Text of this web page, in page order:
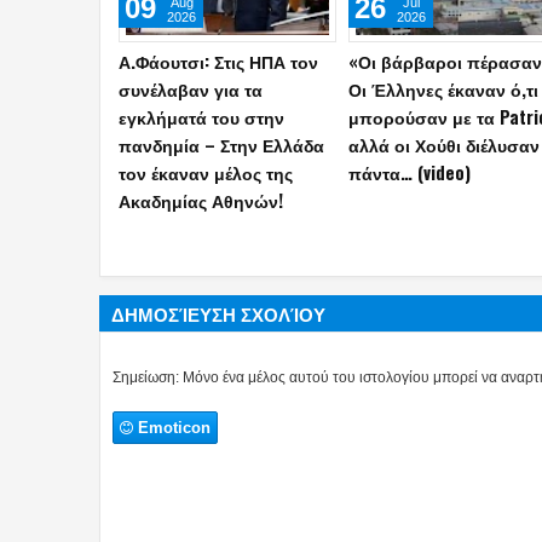
Σε καραντίνα
κρουαζιερόπλοιο και
1.700 επιβάτες στο
Μπορντό της Γαλλίας:
Ένας νεκρός από νοροϊό!
13
2026
Η Τουρκία αποκάλυψε
κατασκευή του
διηπειρωτικού
Yildirimhan ακτίνας
δράσης 6.000 χλμ.!
06
2026
ΔΗΜΟΣΊΕΥΣΗ ΣΧΟΛΊΟΥ
Σημείωση: Μόνο ένα μέλος αυτού του ιστολογίου μπορεί να
Emoticon